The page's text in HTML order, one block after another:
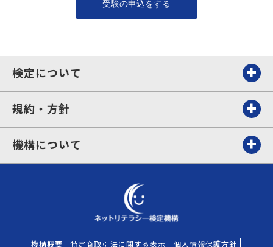
検定について
規約・方針
機構について
機構概要 特定商取引法に関する表示 個人情報保護方針